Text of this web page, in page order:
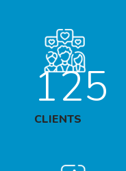
125
CLIENTS